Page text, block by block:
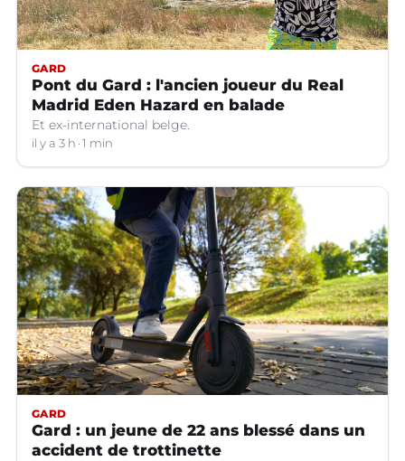
GARD
Pont du Gard : l'ancien joueur du Real
Madrid Eden Hazard en balade
Et ex-international belge.
il y a 3 h 1 min
GARD
Gard : un jeune de 22 ans blessé dans un
accident de trottinette